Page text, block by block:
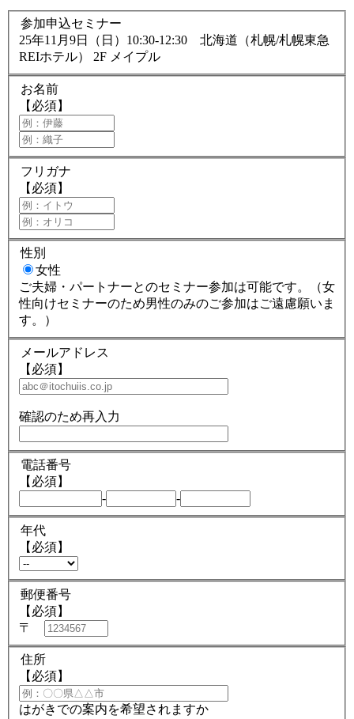
参加申込セミナー
25年11月9日（日）10:30-12:30 北海道（札幌/札幌東急
REIホテル） 2F メイプル
お名前
【必須】
フリガナ
【必須】
性別
女性
ご夫婦・パートナーとのセミナー参加は可能です。（女
性向けセミナーのため男性のみのご参加はご遠慮願いま
す。）
メールアドレス
【必須】
確認のため再入力
電話番号
【必須】
-
-
年代
【必須】
郵便番号
【必須】
〒
住所
【必須】
はがきでの案内を希望されますか